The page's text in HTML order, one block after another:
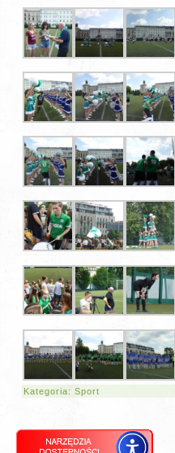
Kategoria:Sport